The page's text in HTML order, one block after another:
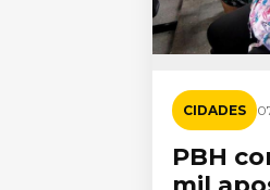
CIDADES
PBH